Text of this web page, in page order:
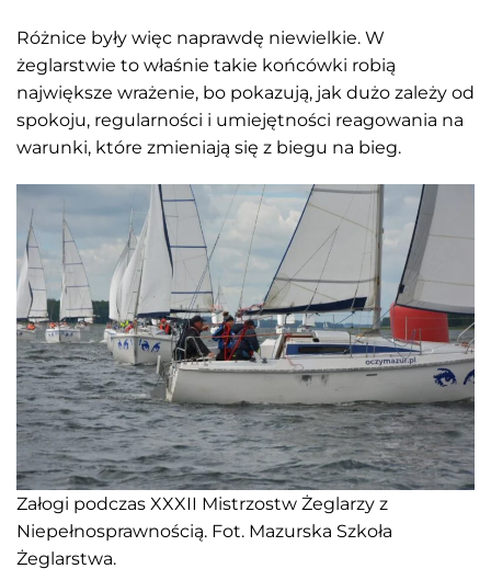
Różnice były więc naprawdę niewielkie. W
żeglarstwie to właśnie takie końcówki robią
największe wrażenie, bo pokazują, jak dużo zależy od
spokoju, regularności i umiejętności reagowania na
warunki, które zmieniają się z biegu na bieg.
Załogi podczas XXXII Mistrzostw Żeglarzy z
Niepełnosprawnością. Fot. Mazurska Szkoła
Żeglarstwa.